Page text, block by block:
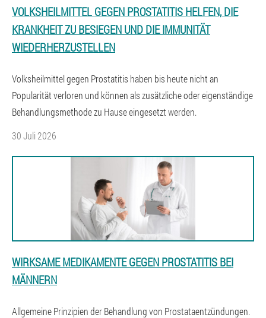
VOLKSHEILMITTEL GEGEN PROSTATITIS HELFEN, DIE
KRANKHEIT ZU BESIEGEN UND DIE IMMUNITÄT
WIEDERHERZUSTELLEN
Volksheilmittel gegen Prostatitis haben bis heute nicht an
Popularität verloren und können als zusätzliche oder eigenständige
Behandlungsmethode zu Hause eingesetzt werden.
30 Juli 2026
WIRKSAME MEDIKAMENTE GEGEN PROSTATITIS BEI
MÄNNERN
Allgemeine Prinzipien der Behandlung von Prostataentzündungen.